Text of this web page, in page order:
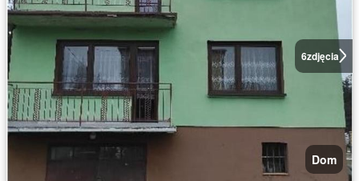
6zdjęcia
Dom